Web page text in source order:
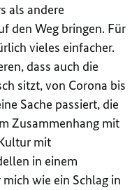
als andere
den Weg bringen. Für
vieles einfacher.
dass auch die
sitzt, von Corona bis
Sache passiert, die
Zusammenhang mit
mit
in einem
wie ein Schlag in